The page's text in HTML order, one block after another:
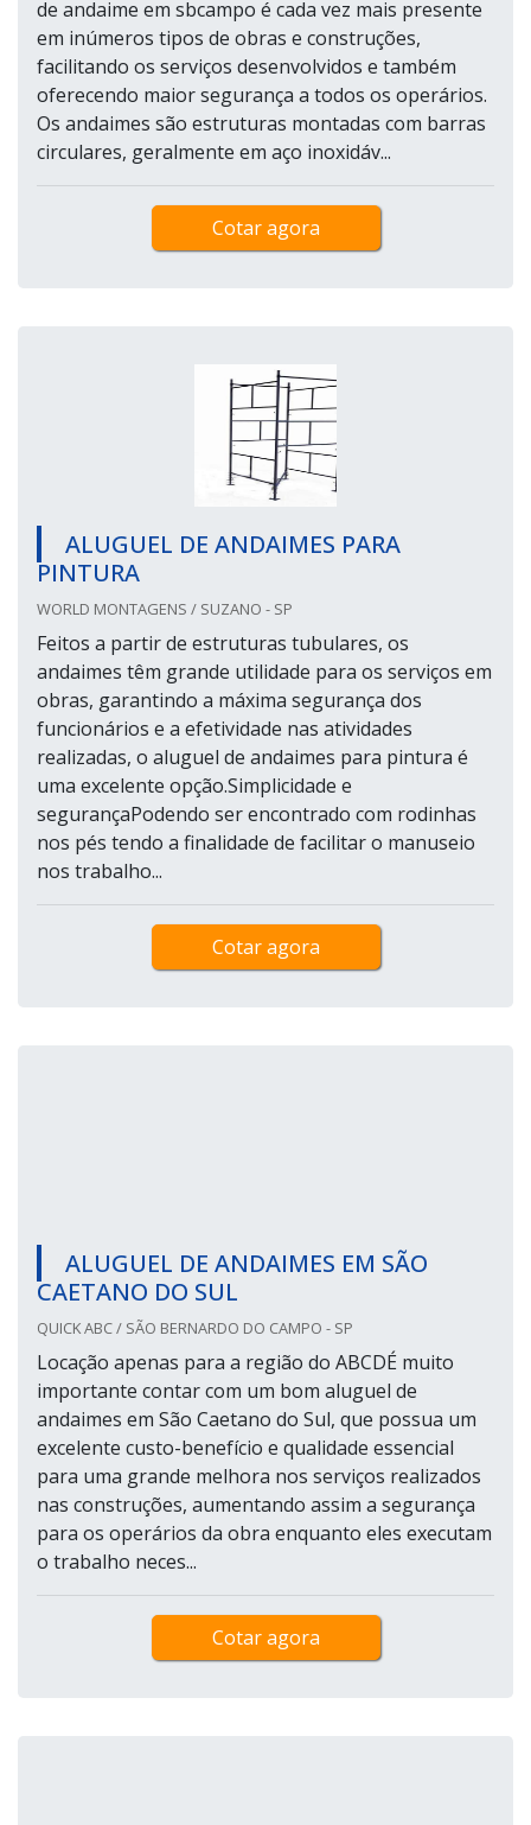
de andaime em sbcampo é cada vez mais presente
em inúmeros tipos de obras e construções,
facilitando os serviços desenvolvidos e também
oferecendo maior segurança a todos os operários.
Os andaimes são estruturas montadas com barras
circulares, geralmente em aço inoxidáv...
Cotar agora
ALUGUEL DE ANDAIMES PARA
PINTURA
WORLD MONTAGENS / SUZANO - SP
Feitos a partir de estruturas tubulares, os
andaimes têm grande utilidade para os serviços em
obras, garantindo a máxima segurança dos
funcionários e a efetividade nas atividades
realizadas, o aluguel de andaimes para pintura é
uma excelente opção.Simplicidade e
segurançaPodendo ser encontrado com rodinhas
nos pés tendo a finalidade de facilitar o manuseio
nos trabalho...
Cotar agora
ALUGUEL DE ANDAIMES EM SÃO
CAETANO DO SUL
QUICK ABC / SÃO BERNARDO DO CAMPO - SP
Locação apenas para a região do ABCDÉ muito
importante contar com um bom aluguel de
andaimes em São Caetano do Sul, que possua um
excelente custo-benefício e qualidade essencial
para uma grande melhora nos serviços realizados
nas construções, aumentando assim a segurança
para os operários da obra enquanto eles executam
o trabalho neces...
Cotar agora